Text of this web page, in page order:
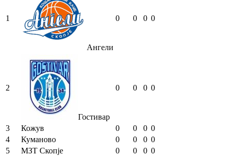
1
Ангели
0 0 0 0
2
Гостивар
0 0 0 0
3 Кожув 0 0 0 0
4
Куманово 0 0 0 0
5
МЗТ Скопје 0 0 0 0